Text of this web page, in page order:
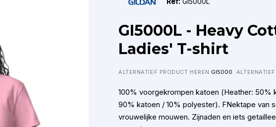
Fruit of the Loom
Gildan
GI5000L - Heavy
Ladies' T-shirt
ALTERNATIEF PRODUCT HEREN GI5000
100% voorgekrompen katoen (Heather: 50%
90% katoen / 10% polyester). FNektape van
vrouwelijke mouwen. Zijnaden en iets